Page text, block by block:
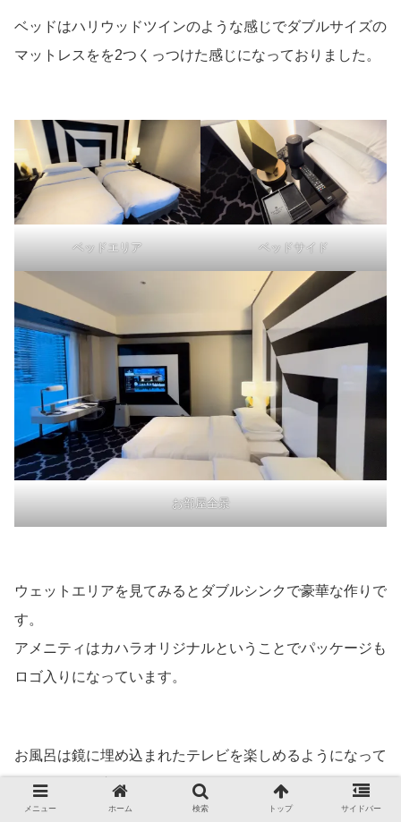
ベッドはハリウッドツインのような感じでダブルサイズの
マットレスをを2つくっつけた感じになっておりました。
ベッドエリア ベッドサイド
お部屋全景
ウェットエリアを見てみるとダブルシンクで豪華な作りで
す。
アメニティはカハラオリジナルということでパッケージも
ロゴ入りになっています。
お風呂は鏡に埋め込まれたテレビを楽しめるようになって
おり、珍しい方向を向いています。
メニュー ホーム 検索 トップ サイドバー